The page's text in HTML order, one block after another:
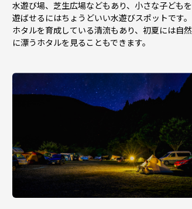
水遊び場、芝生広場などもあり、小さな子どもを
遊ばせるにはちょうどいい水遊びスポットです。
ホタルを育成している清流もあり、初夏には自然
に漂うホタルを見ることもできます。